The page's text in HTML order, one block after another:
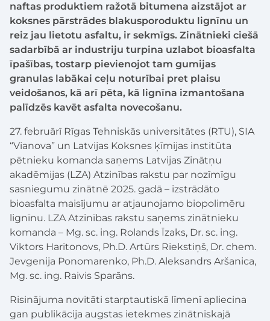
naftas produktiem ražotā bitumena aizstājot ar
koksnes pārstrādes blakusporoduktu lignīnu un
reiz jau lietotu asfaltu, ir sekmīgs. Zinātnieki ciešā
sadarbībā ar industriju turpina uzlabot bioasfalta
īpašības, tostarp pievienojot tam gumijas
granulas labākai ceļu noturībai pret plaisu
veidošanos, kā arī pēta, kā lignīna izmantošana
palīdzēs kavēt asfalta novecošanu.
27. februārī Rīgas Tehniskās universitātes (RTU), SIA
“Vianova” un Latvijas Koksnes ķīmijas institūta
pētnieku komanda saņems Latvijas Zinātņu
akadēmijas (LZA) Atzinības rakstu par nozīmīgu
sasniegumu zinātnē 2025. gadā – izstrādāto
bioasfalta maisījumu ar atjaunojamo biopolimēru
lignīnu. LZA Atzinības rakstu saņems zinātnieku
komanda – Mg. sc. ing. Rolands Īzaks, Dr. sc. ing.
Viktors Haritonovs, Ph.D. Artūrs Riekstiņš, Dr. chem.
Jevgenija Ponomarenko, Ph.D. Aleksandrs Aršanica,
Mg. sc. ing. Raivis Sparāns.
Risinājuma novitāti starptautiskā līmenī apliecina
gan publikācija augstas ietekmes zinātniskajā